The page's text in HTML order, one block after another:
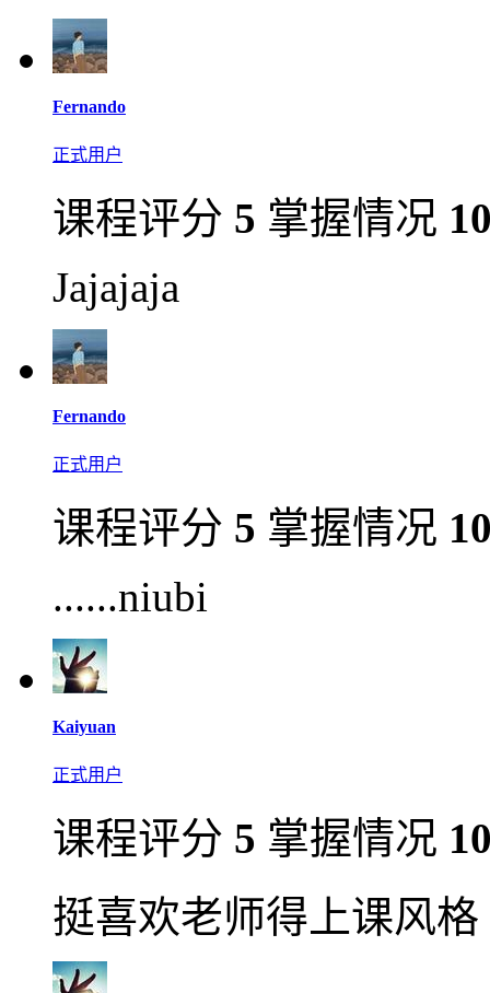
Fernando
正式用户
课程评分 5 掌握情况
Jajajaja
Fernando
正式用户
课程评分 5 掌握情况
......niubi
Kaiyuan
正式用户
课程评分 5 掌握情况
挺喜欢老师得上课风格